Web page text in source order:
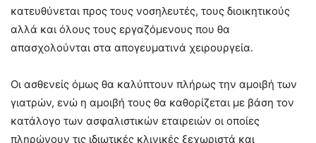
κατευθύνεται προς τους νοσηλευτές, τους διοικητικούς
αλλά και όλους τους εργαζόμενους που θα
απασχολούνται στα απογευματινά χειρουργεία.
Οι ασθενείς όμως θα καλύπτουν πλήρως την αμοιβή των
γιατρών, ενώ η αμοιβή τους θα καθορίζεται με βάση τον
κατάλογο των ασφαλιστικών εταιρειών οι οποίες
πληρώνουν τις ιδιωτικές κλινικές ξεχωριστά και